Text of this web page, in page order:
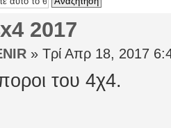
2017
» Τρί Απρ 18, 2017
του 4χ4.